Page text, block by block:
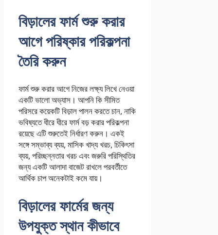
বিড়ালের ফার্ম শুরু করার
আগে পরিষ্কার পরিকল্পনা
তৈরি করুন
ফার্ম শুরু করার আগে নিজের লক্ষ্য লিখে নেওয়া
একটি ভালো অভ্যাস। আপনি কি সীমিত
পরিসরে কয়েকটি বিড়াল পালন করতে চান, নাকি
ভবিষ্যতে ধীরে ধীরে ফার্ম বড় করার পরিকল্পনা
রয়েছে এটি শুরুতেই নির্ধারণ করুন। একই
সঙ্গে সম্ভাব্য ব্যয়, মাসিক খাদ্য খরচ, চিকিৎসা
ব্যয়, পরিচ্ছন্নতার খরচ এবং জরুরি পরিস্থিতির
জন্য একটি আলাদা বাজেট রাখলে পরবর্তীতে
আর্থিক চাপ অনেকটাই কমে যায়।
বিড়ালের ফার্মের জন্য
উপযুক্ত স্থান কীভাবে